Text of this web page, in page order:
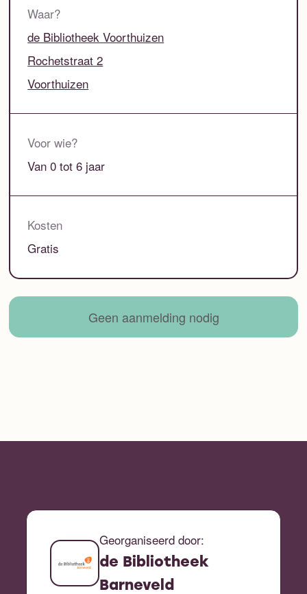
Waar?
de Bibliotheek Voorthuizen
Rochetstraat 2
Voorthuizen
Voor wie?
Van 0 tot 6 jaar
Kosten
Gratis
Geen aanmelding nodig
Georganiseerd door:
de Bibliotheek
Barneveld